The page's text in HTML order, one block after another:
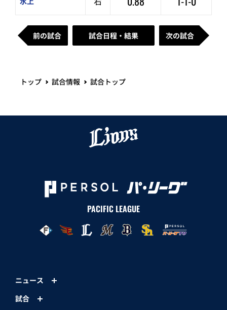
前の試合 試合日程・結果 次の試合
トップ 試合情報 試合トップ
PACIFIC LEAGUE
ニュース
試合